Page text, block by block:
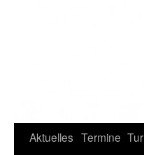
Springe
Aktuelles Termine